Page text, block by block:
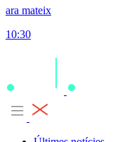
ara mateix
10:30